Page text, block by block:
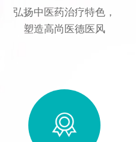
弘扬中医药治疗特色，
塑造高尚医德医风